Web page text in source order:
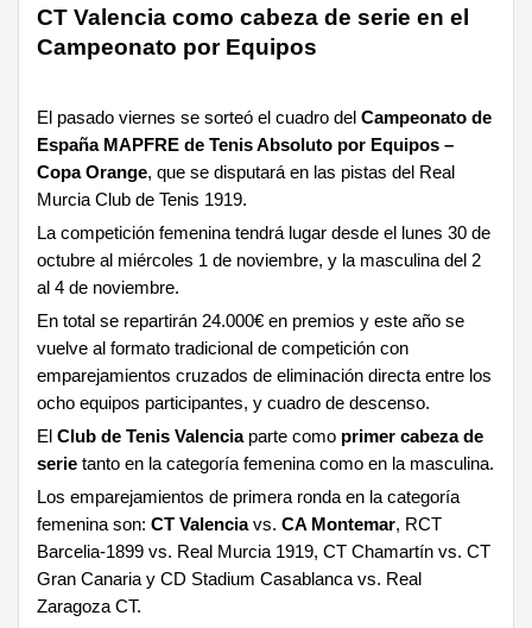
CT Valencia como cabeza de serie en el
Campeonato por Equipos
El pasado viernes se sorteó el cuadro del Campeonato de
España MAPFRE de Tenis Absoluto por Equipos –
Copa Orange, que se disputará en las pistas del Real
Murcia Club de Tenis 1919.
La competición femenina tendrá lugar desde el lunes 30 de
octubre al miércoles 1 de noviembre, y la masculina del 2
al 4 de noviembre.
En total se repartirán 24.000€ en premios y este año se
vuelve al formato tradicional de competición con
emparejamientos cruzados de eliminación directa entre los
ocho equipos participantes, y cuadro de descenso.
El Club de Tenis Valenciaparte como primer cabeza de
serie tanto en la categoría femenina como en la masculina.
Los emparejamientos de primera ronda en la categoría
femenina son: CT Valenciavs. CA Montemar, RCT
Barcelia-1899 vs. Real Murcia 1919, CT Chamartín vs. CT
Gran Canaria y CD Stadium Casablanca vs. Real
Zaragoza CT.